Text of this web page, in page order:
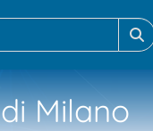
Milano